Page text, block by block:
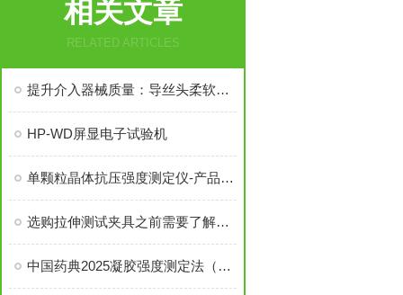
相关文章
RELATED ARTICLES
提升介入器械质量：导丝头柔软性测试仪的应用价值
HP-WD屏显电子试验机
单颗粒晶体抗压强度测定仪-产品推荐
选购拉伸测试夹具之前需要了解的事
中国药典2025凝胶强度测定法（通则0634）技术解析